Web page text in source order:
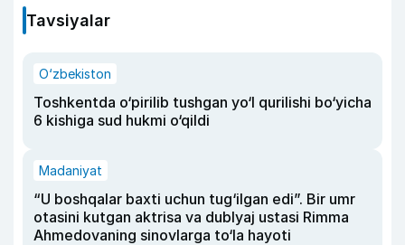
Tavsiyalar
O‘zbekiston
Toshkentda o‘pirilib tushgan yo‘l qurilishi bo‘yicha
6 kishiga sud hukmi o‘qildi
Madaniyat
“U boshqalar baxti uchun tug‘ilgan edi”. Bir umr
otasini kutgan aktrisa va dublyaj ustasi Rimma
Ahmedovaning sinovlarga to‘la hayoti